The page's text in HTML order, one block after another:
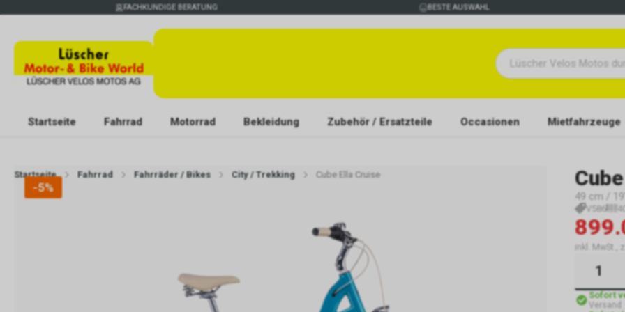
FACHKUNDIGE BERATUNG BESTE AUSWAHL
Startseite Fahrrad Motorrad Bekleidung Zubehör / Ersatzteile Occasionen Mietfahrzeuge
Startseite Fahrrad Fahrräder / Bikes City / Trekking Cube Ella Cruise
-5% Cube
49 cm /
V586
inkl. MwSt.,
Sofort
Versand